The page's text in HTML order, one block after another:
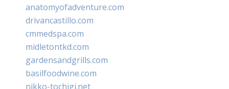
anatomyofadventure.com
drivancastillo.com
cmmedspa.com
midletontkd.com
gardensandgrills.com
basilfoodwine.com
nikko-tochigi.net